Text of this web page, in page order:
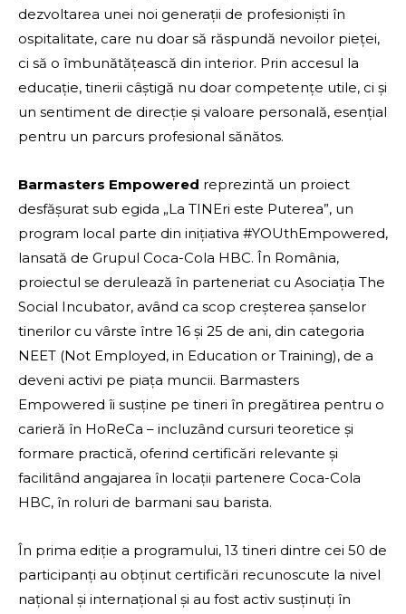
dezvoltarea unei noi generații de profesioniști în
ospitalitate, care nu doar să răspundă nevoilor pieței,
ci să o îmbunătățească din interior. Prin accesul la
educație, tinerii câștigă nu doar competențe utile, ci și
un sentiment de direcție și valoare personală, esențial
pentru un parcurs profesional sănătos.
Barmasters Empowered reprezintă un proiect
desfășurat sub egida „La TINEri este Puterea”, un
program local parte din inițiativa #YOUthEmpowered,
lansată de Grupul Coca-Cola HBC. În România,
proiectul se derulează în parteneriat cu Asociația The
Social Incubator, având ca scop creșterea șanselor
tinerilor cu vârste între 16 și 25 de ani, din categoria
NEET (Not Employed, in Education or Training), de a
deveni activi pe piața muncii. Barmasters
Empowered îi susține pe tineri în pregătirea pentru o
carieră în HoReCa – incluzând cursuri teoretice și
formare practică, oferind certificări relevante și
facilitând angajarea în locații partenere Coca-Cola
HBC, în roluri de barmani sau barista.
În prima ediție a programului, 13 tineri dintre cei 50 de
participanți au obținut certificări recunoscute la nivel
național și internațional și au fost activ susținuți în